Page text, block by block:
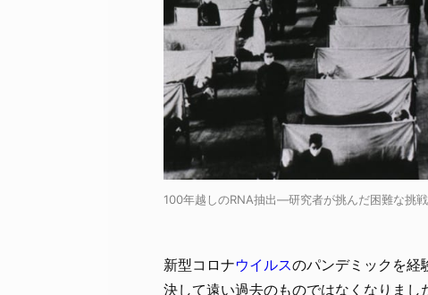
100年越しのRNA抽出—研究者が挑んだ困難な挑
新型コロナウイルスのパンデミックを経
決して遠い過去のものではなくなりまし